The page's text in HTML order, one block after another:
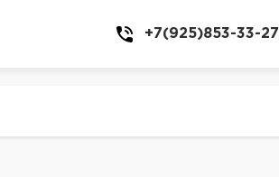
+7(925)853-33-27